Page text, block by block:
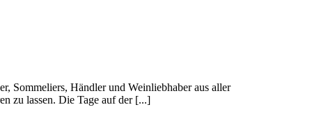
Sommeliers, Händler und Weinliebhaber aus aller
zu lassen. Die Tage auf der [...]